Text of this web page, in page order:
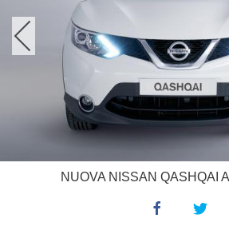
NUOVA NISSAN QASHQAI